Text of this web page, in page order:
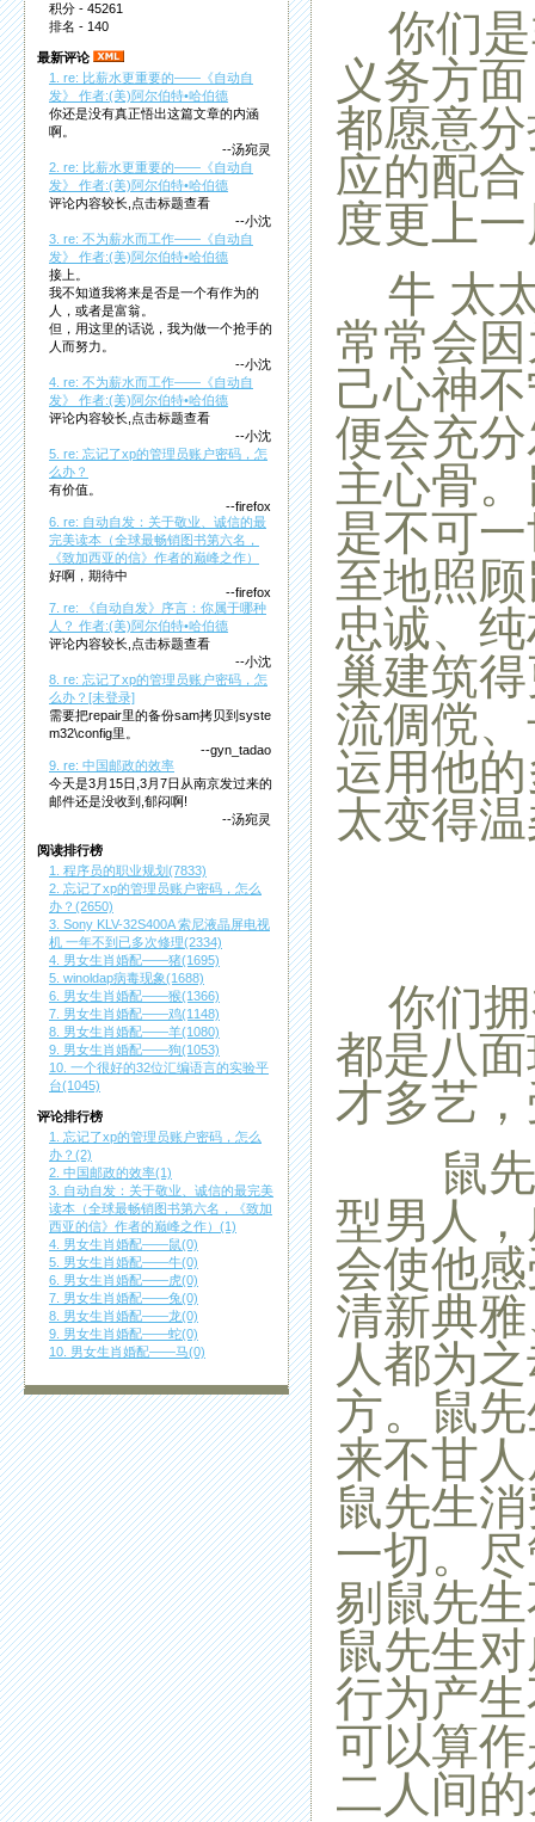
积分 - 45261
排名 - 140
最新评论
1. re: 比薪水更重要的——《自动自
发》 作者:(美)阿尔伯特•哈伯德
你还是没有真正悟出这篇文章的内涵
啊。
--汤宛灵
2. re: 比薪水更重要的——《自动自
发》 作者:(美)阿尔伯特•哈伯德
评论内容较长,点击标题查看
--小沈
3. re: 不为薪水而工作——《自动自
发》 作者:(美)阿尔伯特•哈伯德
接上。
我不知道我将来是否是一个有作为的
人，或者是富翁。
但，用这里的话说，我为做一个抢手的
人而努力。
--小沈
4. re: 不为薪水而工作——《自动自
发》 作者:(美)阿尔伯特•哈伯德
评论内容较长,点击标题查看
--小沈
5. re: 忘记了xp的管理员账户密码，怎
么办？
有价值。
--firefox
6. re: 自动自发：关于敬业、诚信的最
完美读本（全球最畅销图书第六名，
《致加西亚的信》作者的巅峰之作）
好啊，期待中
--firefox
7. re: 《自动自发》序言：你属于哪种
人？ 作者:(美)阿尔伯特•哈伯德
评论内容较长,点击标题查看
--小沈
8. re: 忘记了xp的管理员账户密码，怎
么办？[未登录]
需要把repair里的备份sam拷贝到syste
m32\config里。
--gyn_tadao
9. re: 中国邮政的效率
今天是3月15日,3月7日从南京发过来的
邮件还是没收到,郁闷啊!
--汤宛灵
阅读排行榜
1. 程序员的职业规划(7833)
2. 忘记了xp的管理员账户密码，怎么
办？(2650)
3. Sony KLV-32S400A 索尼液晶屏电视
机 一年不到已多次修理(2334)
4. 男女生肖婚配——猪(1695)
5. winoldap病毒现象(1688)
6. 男女生肖婚配——猴(1366)
7. 男女生肖婚配——鸡(1148)
8. 男女生肖婚配——羊(1080)
9. 男女生肖婚配——狗(1053)
10. 一个很好的32位汇编语言的实验平
台(1045)
评论排行榜
1. 忘记了xp的管理员账户密码，怎么
办？(2)
2. 中国邮政的效率(1)
3. 自动自发：关于敬业、诚信的最完美
读本（全球最畅销图书第六名，《致加
西亚的信》作者的巅峰之作）(1)
4. 男女生肖婚配——鼠(0)
5. 男女生肖婚配——牛(0)
6. 男女生肖婚配——虎(0)
7. 男女生肖婚配——兔(0)
8. 男女生肖婚配——龙(0)
9. 男女生肖婚配——蛇(0)
10. 男女生肖婚配——马(0)
你们是
义务方
都愿意
应的配
度更上
牛 太
常常会
己心神
便会充
主心骨
是不可
至地照
忠诚、
巢建筑
流倜傥
运用他
太变得
你们拥
都是八
才多艺
鼠先
型男人
会使他
清新典
人都为
方。鼠
来不甘
鼠先生
一切。
剔鼠先
鼠先生
行为产
可以算
二人间